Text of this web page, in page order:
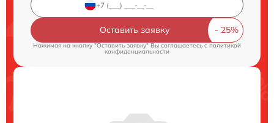
Оставить заявку
Нажимая на кнопку "Оставить заявку" Вы соглашаетесь c политикой
конфиденциальности